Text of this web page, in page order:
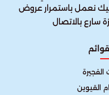
نعمل باستمرار عروض
سارع بالاتصال
القيوين